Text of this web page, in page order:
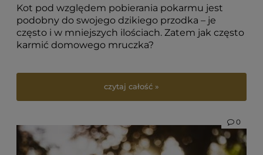
Kot pod względem pobierania pokarmu jest
podobny do swojego dzikiego przodka – je
często i w mniejszych ilościach. Zatem jak często
karmić domowego mruczka?
czytaj całość »
0